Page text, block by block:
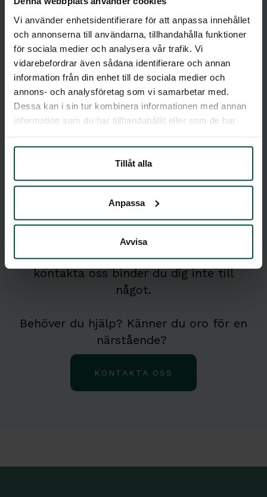
Vi använder enhetsidentifierare för att anpassa innehållet
och annonserna till användarna, tillhandahålla funktioner
för sociala medier och analysera vår trafik. Vi
vidarebefordrar även sådana identifierare och annan
information från din enhet till de sociala medier och
annons- och analysföretag som vi samarbetar med.
Dessa kan i sin tur kombinera informationen med annan
information som du har tillhandahållit eller som de har
Tillåt alla
Anpassa
Avvisa
Syfte?
Att skapa transparens, öka tryggheten och
fungera som ett aktivt stöd i behandling och
rehabilitering — med möjlighet till tidiga
insatser när behov uppstår.
Vill du veta mer?
Vi svarar alltid inom 24h och genom att
kontakta oss binder du dig inte till
något.
Behöver du hjälp? Känner du oro för en
närstående?
KONTAKTA OSS